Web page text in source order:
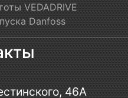
VEDADRIVE
Danfoss
46А